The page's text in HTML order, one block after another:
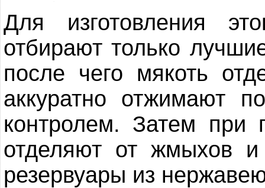
Для изготовления
отбирают только
после чего мякоть
аккуратно отжимают
контролем. Затем при
отделяют от жмыхов и
резервуары из